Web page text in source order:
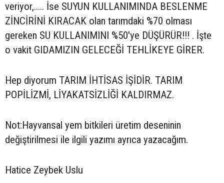
veriyor,..... İse SUYUN KULLANIMINDA BESLENME
ZİNCİRİNİ KIRACAK olan tarımdaki %70 olması
gereken SU KULLANIMINI %50'ye DÜŞÜRÜR!!! . İşte
o vakit GIDAMIZIN GELECEĞİ TEHLİKEYE GİRER.
Hep diyorum TARIM İHTİSAS İŞİDİR. TARIM
POPİLİZMİ, LİYAKATSİZLİĞİ KALDIRMAZ.
Not:Hayvansal yem bitkileri üretim deseninin
değiştirilmesi ile ilgili yazımı ayrıca yazacağım.
Hatice Zeybek Uslu